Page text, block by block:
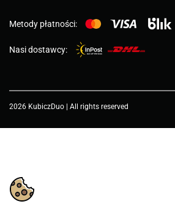
Metody płatności:
Nasi dostawcy:
2026 KubiczDuo | All rights reserved